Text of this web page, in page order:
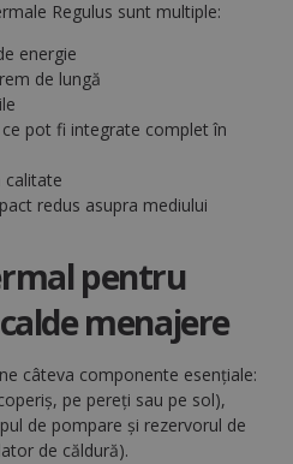
Regulus sunt multiple:
energie
de lungă
pot fi integrate complet în
calitate
redus asupra mediului
pentru
menajere
câteva componente esențiale:
pe pereți sau pe sol),
de pompare și rezervorul de
de căldură).